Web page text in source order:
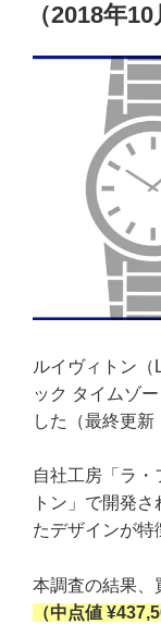
（2018年10
ルイヴィトン（
ック タイムゾ
した（最終更新
自社工房「ラ・
トン」で開発
たデザインが特
本調査の結果、
（中点値